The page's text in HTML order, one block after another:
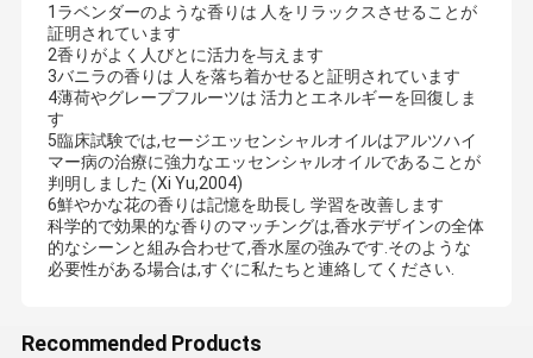
1ラベンダーのような香りは 人をリラックスさせることが
証明されています
2香りがよく人びとに活力を与えます
3バニラの香りは 人を落ち着かせると証明されています
4薄荷やグレープフルーツは 活力とエネルギーを回復しま
す
5臨床試験では,セージエッセンシャルオイルはアルツハイ
マー病の治療に強力なエッセンシャルオイルであることが
判明しました (Xi Yu,2004)
6鮮やかな花の香りは記憶を助長し 学習を改善します
科学的で効果的な香りのマッチングは,香水デザインの全体
的なシーンと組み合わせて,香水屋の強みです.そのような
必要性がある場合は,すぐに私たちと連絡してください.
Recommended Products